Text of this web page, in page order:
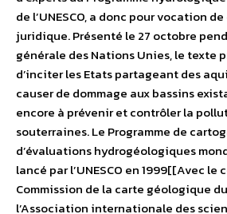
de l’UNESCO, a donc pour vocation
juridique. Présenté le 27 octobre
générale des Nations Unies, le texte
d’inciter les Etats partageant des
causer de dommage aux bassins
encore à prévenir et contrôler la
souterraines. Le Programme de
d’évaluations hydrogéologiques
lancé par l’UNESCO en 1999[[Avec le
Commission de la carte géologique du
l’Association internationale des